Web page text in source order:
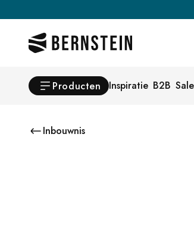
Producten Inspiratie B2B Sale
Inbouwnis